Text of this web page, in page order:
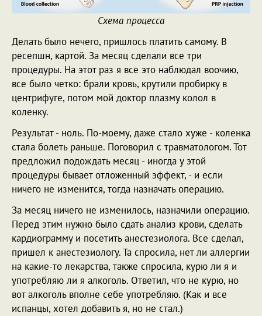
Схема процесса
Делать было нечего, пришлось платить самому. В
ресепшн, картой. За месяц сделали все три
процедуры. На этот раз я все это наблюдал воочию,
все было четко: брали кровь, крутили пробирку в
центрифуге, потом мой доктор плазму колол в
коленку.
Результат - ноль. По-моему, даже стало хуже - коленка
стала болеть раньше. Поговорил с травматологом. Тот
предложил подождать месяц - иногда у этой
процедуры бывает отложенный эффект, - и если
ничего не изменится, тогда назначать операцию.
За месяц ничего не изменилось, назначили операцию.
Перед этим нужно было сдать анализ крови, сделать
кардиограмму и посетить анестезиолога. Все сделал,
пришел к анестезиологу. Та спросила, нет ли аллергии
на какие-то лекарства, также спросила, курю ли я и
употребляю ли я алкоголь. Ответил, что не курю, но
вот алкоголь вполне себе употребляю. (Как и все
испанцы, хотел добавить я, но не стал.)